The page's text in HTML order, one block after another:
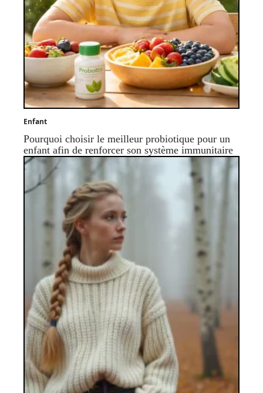
Enfant
Pourquoi choisir le meilleur probiotique pour un
enfant afin de renforcer son système immunitaire